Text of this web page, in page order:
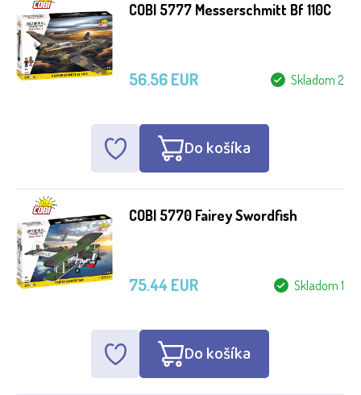
COBI 5777 Messerschmitt Bf 110C
Skladom 2
56.56 EUR
Do košíka
COBI 5770 Fairey Swordfish
Skladom 1
75.44 EUR
Do košíka